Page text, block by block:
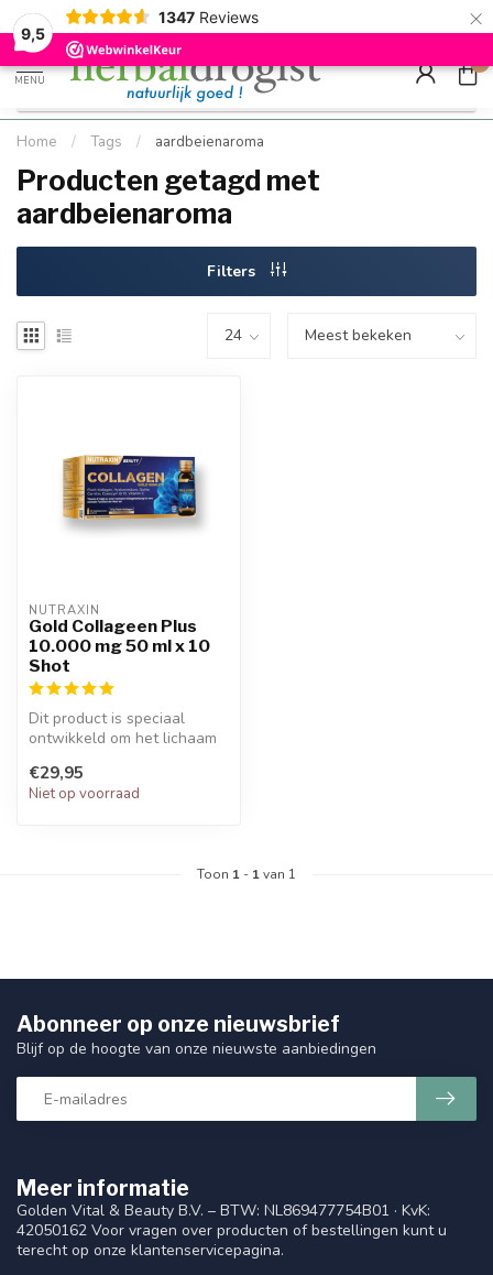
9,5
1347 Reviews ×
Kostenloser DE-Versand ab Mindestbestellwert |
Schnell geliefert
Minimum
Hızlı
MENU
0
Home / Tags / aardbeienaroma
Producten getagd met
aardbeienaroma
Filters
NUTRAXIN
Gold Collageen Plus
10.000 mg 50 ml x 10
Shot
Dit product is speciaal
ontwikkeld om het lichaam
voedingsstoffen...
€29,95
Niet op voorraad
Toon 1 - 1van 1
Meer informatie
Golden Vital & Beauty B.V. – BTW: NL869477754B01 · KvK:
42050162 Voor vragen over producten of bestellingen kunt u
terecht op onze klantenservicepagina.
Abonneer op onze nieuwsbrief
Blijf op de hoogte van onze nieuwste aanbiedingen